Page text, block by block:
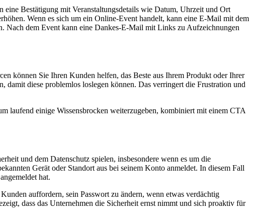
Bestätigung mit Veranstaltungsdetails wie Datum, Uhrzeit und Ort
Wenn es sich um ein Online-Event handelt, kann eine E-Mail mit dem
dem Event kann eine Dankes-E-Mail mit Links zu Aufzeichnungen
können Sie Ihren Kunden helfen, das Beste aus Ihrem Produkt oder Ihrer
diese problemlos loslegen können. Das verringert die Frustration und
laufend einige Wissensbrocken weiterzugeben, kombiniert mit einem CTA
und dem Datenschutz spielen, insbesondere wenn es um die
Gerät oder Standort aus bei seinem Konto anmeldet. In diesem Fall
hat.
auffordern, sein Passwort zu ändern, wenn etwas verdächtig
dass das Unternehmen die Sicherheit ernst nimmt und sich proaktiv für